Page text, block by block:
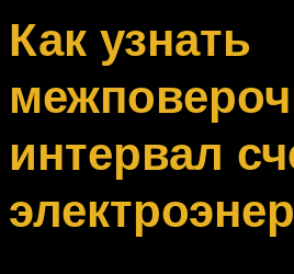
Меню
Как узнать
интервал